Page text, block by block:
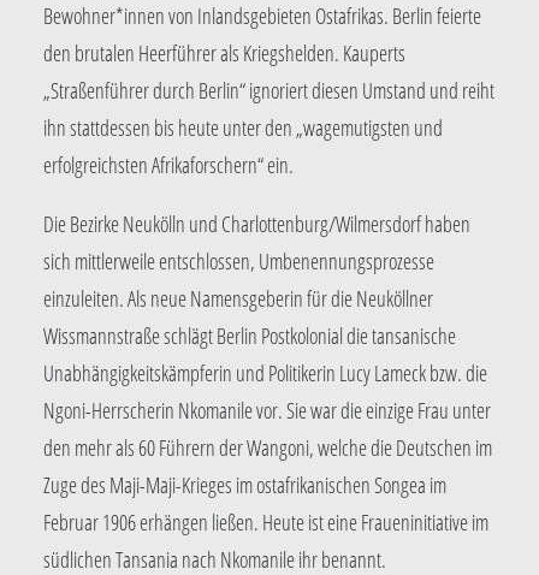
Bewohner*innen von Inlandsgebieten Ostafrikas. Berlin feierte
den brutalen Heerführer als Kriegshelden. Kauperts
„Straßenführer durch Berlin“ ignoriert diesen Umstand und reiht
ihn stattdessen bis heute unter den „wagemutigsten und
erfolgreichsten Afrikaforschern“ ein.
Die Bezirke Neukölln und Charlottenburg/Wilmersdorf haben
sich mittlerweile entschlossen, Umbenennungsprozesse
einzuleiten. Als neue Namensgeberin für die Neuköllner
Wissmannstraße schlägt Berlin Postkolonial die tansanische
Unabhängigkeitskämpferin und Politikerin Lucy Lameck bzw. die
Ngoni-Herrscherin Nkomanile vor. Sie war die einzige Frau unter
den mehr als 60 Führern der Wangoni, welche die Deutschen im
Zuge des Maji-Maji-Krieges im ostafrikanischen Songea im
Februar 1906 erhängen ließen. Heute ist eine Fraueninitiative im
südlichen Tansania nach Nkomanile ihr benannt.